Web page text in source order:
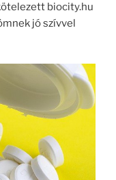
biocity.hu
jó szívvel